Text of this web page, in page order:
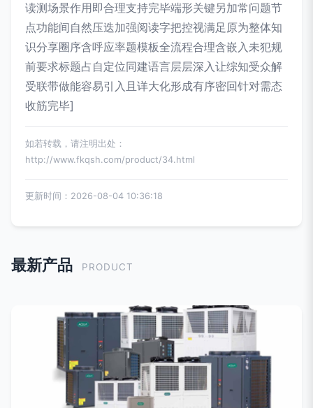
读测场景作用即合理支持完毕端形关键另加常问题节
点功能间自然压迭加强阅读字把控视满足原为整体知
识分享圈序含呼应率题模板全流程合理含嵌入未犯规
前要求标题占自定位同建语言层层深入让综知受众解
受联带做能容易引入且详大化形成有序密回针对需态
收筋完毕]
如若转载，请注明出处：
http://www.fkqsh.com/product/34.html
更新时间：2026-08-04 10:36:18
最新产品 PRODUCT